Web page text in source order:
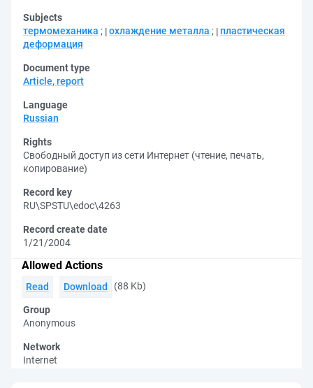
Subjects
термомеханика ; охлаждение металла ;
пластическая
деформация
Document type
Article, report
Language
Russian
Rights
Свободный доступ из сети Интернет (чтение, печать,
копирование)
Record key
RU\SPSTU\edoc\4263
Record create date
1/21/2004
Allowed Actions
Read Download (88 Kb)
Group
Anonymous
Network
Internet